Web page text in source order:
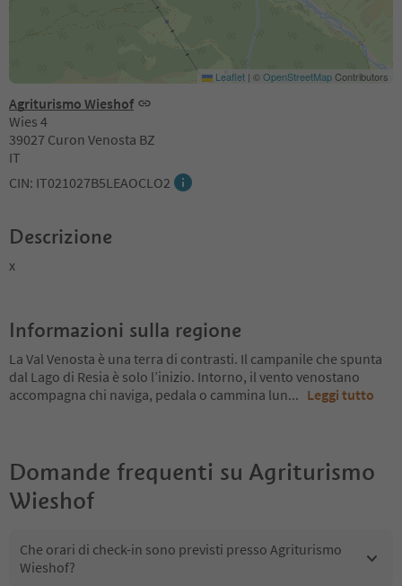
Agriturismo Wieshof
Wies 4
39027 Curon Venosta BZ
IT
CIN: IT021027B5LEAOCLO2
Leaflet | ©OpenStreetMapContributors
Descrizione
x
Informazioni sulla regione
La Val Venosta è una terra di contrasti. Il campanile che spunta
dal Lago di Resia è solo l’inizio. Intorno, il vento venostano
accompagna chi naviga, pedala o cammina lun... Leggi tutto
Domande frequenti su Agriturismo
Wieshof
Che orari di check-in sono previsti presso Agriturismo
Wieshof?